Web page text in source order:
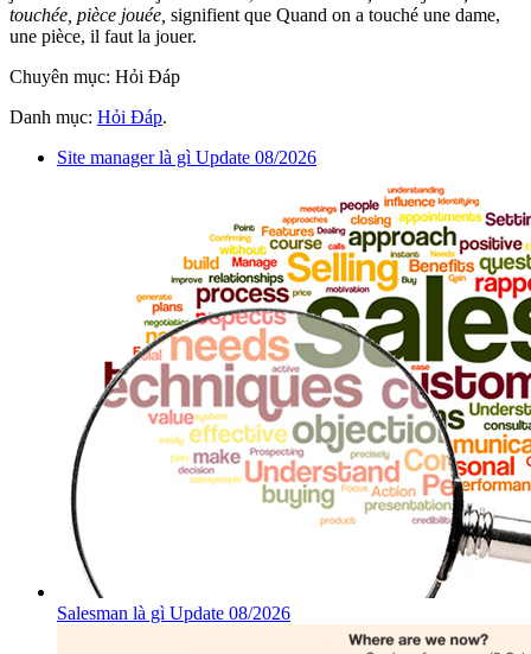
touchée, pièce jouée, signifient que Quand on a touché une dame,
une pièce, il faut la jouer.
Chuyên mục: Hỏi Đáp
Danh mục: Hỏi Đáp.
Site manager là gì Update 08/2026
Salesman là gì Update 08/2026